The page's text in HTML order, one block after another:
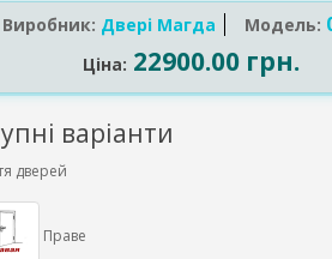
Виробник: Двері Магда Модель:
Ціна: 22900.00 грн.
варіанти
дверей
Праве